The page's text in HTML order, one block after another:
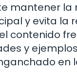
mantener la
y evita la
contenido
y
en